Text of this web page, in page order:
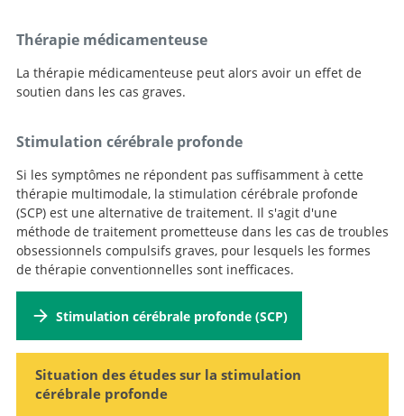
Thérapie médicamenteuse
La thérapie médicamenteuse peut alors avoir un effet de
soutien dans les cas graves.
Stimulation cérébrale profonde
Si les symptômes ne répondent pas suffisamment à cette
thérapie multimodale, la stimulation cérébrale profonde
(SCP) est une alternative de traitement. Il s'agit d'une
méthode de traitement prometteuse dans les cas de troubles
obsessionnels compulsifs graves, pour lesquels les formes
de thérapie conventionnelles sont inefficaces.
Stimulation cérébrale profonde (SCP)
Situation des études sur la stimulation
cérébrale profonde